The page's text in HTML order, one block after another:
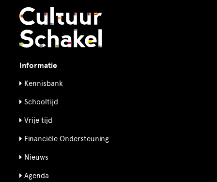
Informatie
Kennisbank
Schooltijd
Vrije tijd
Financiële Ondersteuning
Nieuws
Agenda